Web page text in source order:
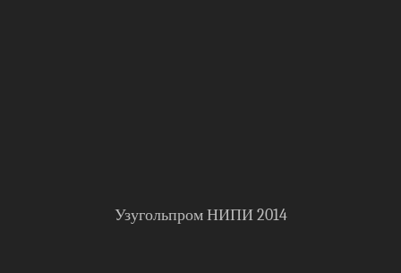
Узугольпром НИПИ 2014